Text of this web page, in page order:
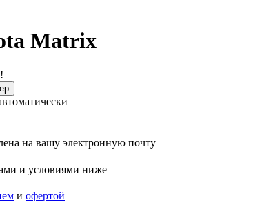
Matrix
на вашу электронную почту
и условиями ниже
и офертой